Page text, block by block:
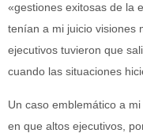
«gestiones exitosas de la
tenían a mi juicio visiones
ejecutivos tuvieron que
cuando las situaciones
Un caso emblemático a
en que altos ejecutivos,